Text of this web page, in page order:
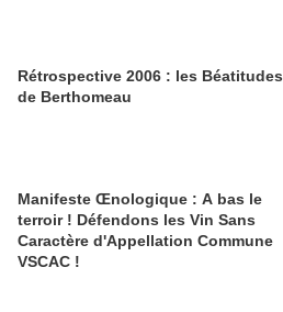
Rétrospective 2006 : les Béatitudes
de Berthomeau
Manifeste Œnologique : A bas le
terroir ! Défendons les Vin Sans
Caractère d'Appellation Commune
VSCAC !